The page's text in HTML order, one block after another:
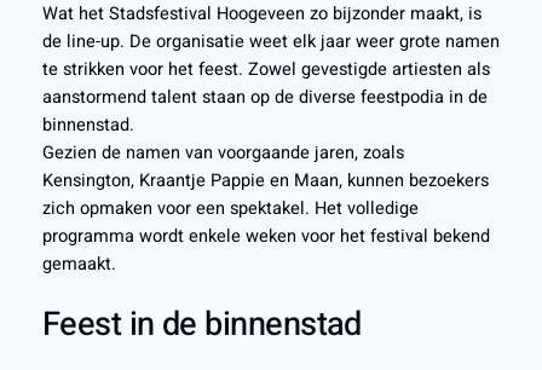
Wat het Stadsfestival Hoogeveen zo bijzonder maakt, is
de line-up. De organisatie weet elk jaar weer grote namen
te strikken voor het feest. Zowel gevestigde artiesten als
aanstormend talent staan op de diverse feestpodia in de
binnenstad.
Gezien de namen van voorgaande jaren, zoals
Kensington, Kraantje Pappie en Maan, kunnen bezoekers
zich opmaken voor een spektakel. Het volledige
programma wordt enkele weken voor het festival bekend
gemaakt.
Feest in de binnenstad